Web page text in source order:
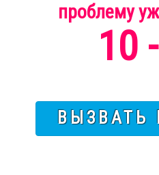
проблему
10
ВЫЗВАТЬ